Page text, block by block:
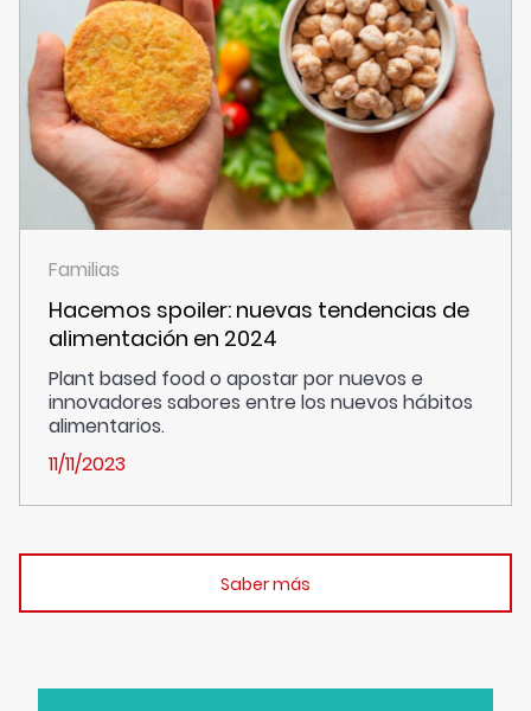
Familias
Hacemos spoiler: nuevas tendencias de
alimentación en 2024
Plant based food o apostar por nuevos e
innovadores sabores entre los nuevos hábitos
alimentarios.
11/11/2023
Saber más